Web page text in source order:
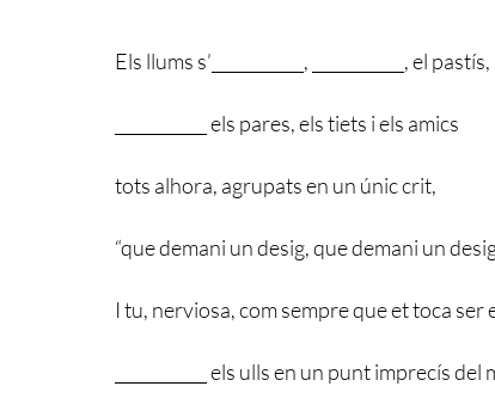
Els llums s’___________, ___________, el pastís,
___________ els pares, els tiets i els amics
tots alhora, agrupats en un únic crit,
“que demani un desig, que demani un
I tu, nerviosa, com sempre que et toca ser
___________ els ulls en un punt imprecís